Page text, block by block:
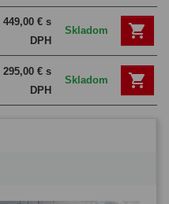
449,00 € s
DPH
Skladom 
295,00 € s
DPH
Skladom 